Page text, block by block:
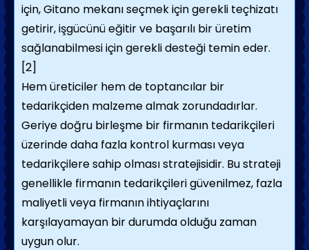
için, Gitano mekanı seçmek için gerekli teçhizatı
getirir, işgücünü eğitir ve başarılı bir üretim
sağlanabilmesi için gerekli desteği temin eder.
[2]
Hem üreticiler hem de toptancılar bir
tedarikçiden malzeme almak zorundadırlar.
Geriye doğru birleşme bir firmanın tedarikçileri
üzerinde daha fazla kontrol kurması veya
tedarikçilere sahip olması stratejisidir. Bu strateji
genellikle firmanın tedarikçileri güvenilmez, fazla
maliyetli veya firmanın ihtiyaçlarını
karşılayamayan bir durumda olduğu zaman
uygun olur.